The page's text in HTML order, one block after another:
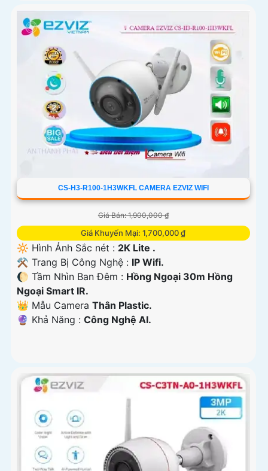
CS-H3-R100-1H3WKFL CAMERA EZVIZ WIFI
Giá Bán: 1,900,000 ₫
Giá Khuyến Mại: 1,700,000 ₫
🔆 Hình Ảnh Sắc nét : 2K Lite .
⚒ Trang Bị Công Nghệ : IP Wifi.
🌔 Tầm Nhìn Ban Đêm : Hồng Ngoại 30m Hồng
Ngoại Smart IR.
👑 Mẫu Camera Thân Plastic.
️🔮 Khả Năng : Công Nghệ AI.